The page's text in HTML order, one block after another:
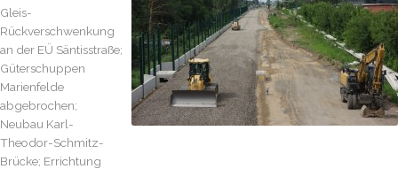
Gleis-
Rückverschwenkung
an der EÜ Säntisstraße;
Güterschuppen
Marienfelde
abgebrochen;
Neubau Karl-
Theodor-Schmitz-
Brücke; Errichtung